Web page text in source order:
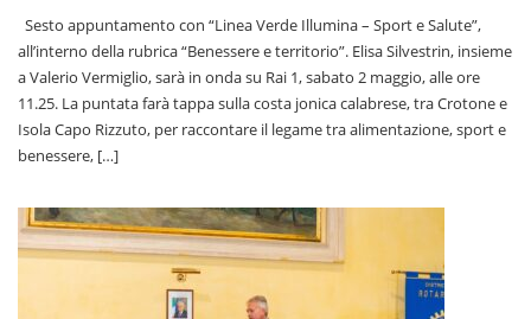
Sesto appuntamento con “Linea Verde Illumina – Sport e Salute”,
all’interno della rubrica “Benessere e territorio”. Elisa Silvestrin, insieme
a Valerio Vermiglio, sarà in onda su Rai 1, sabato 2 maggio, alle ore
11.25. La puntata farà tappa sulla costa jonica calabrese, tra Crotone e
Isola Capo Rizzuto, per raccontare il legame tra alimentazione, sport e
benessere, […]